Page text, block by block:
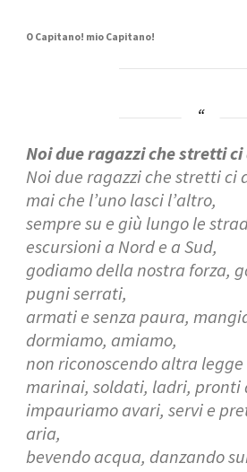
O Capitano! mio Capitano!
Noi due ragazzi che stretti
Noi due ragazzi che stretti ci
mai che l’uno lasci l’altro,
sempre su e giù lungo le
escursioni a Nord e a Sud,
godiamo della nostra forza,
pugni serrati,
armati e senza paura,
dormiamo, amiamo,
non riconoscendo altra
marinai, soldati, ladri, pronti
impauriamo avari, servi e
aria,
bevendo acqua, danzando